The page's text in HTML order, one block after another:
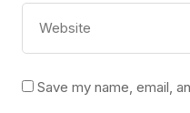
Save my name, email,